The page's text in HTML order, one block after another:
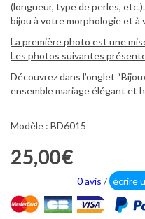
(longueur, type de perles,
bijou à votre morphologie et à
La première photo est une
Les photos suivantes
Découvrez dans l’onglet
ensemble mariage élégant et
Modèle : BD6015
25,00€
0 avis / écrire